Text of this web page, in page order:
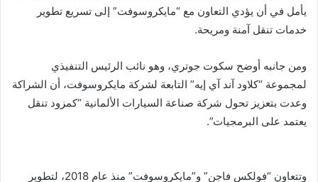
يأمل في أن يؤدي التعاون مع “مايكروسوفت” إلى تسريع تطوير
خدمات تنقل آمنة ومريحة.
ومن جانبه أوضح سكوت جوتري، وهو نائب الرئيس التنفيذي
لمجموعة “كلاود آند آي إيه” التابعة لشركة مايكروسوفت، أن الشراكة
وعدت بتعزيز تحول شركة صناعة السيارات الألمانية “كمزود تنقل
يعتمد على البرمجيات”.
وتتعاون “فولكس فاجن” و”مايكروسوفت” منذ عام 2018، لتطوير